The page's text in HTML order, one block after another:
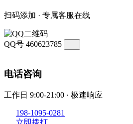
扫码添加 · 专属客服在线
QQ号 460623785
电话咨询
工作日 9:00-21:00 · 极速响应
198-1095-0281